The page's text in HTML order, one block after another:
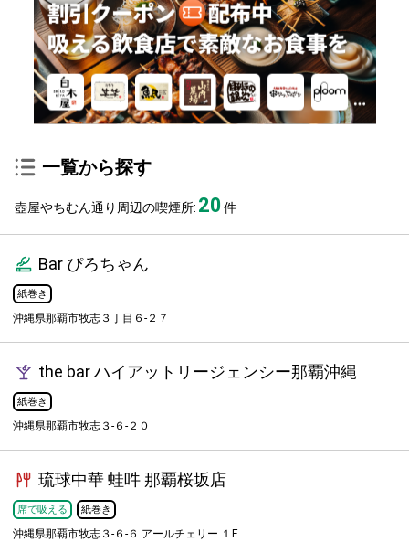
一覧から探す
壺屋やちむん通り周辺の喫煙所: 20件
Bar ぴろちゃん
紙巻き
沖縄県那覇市牧志３丁目６-２７
the bar ハイアットリージェンシー那覇沖縄
紙巻き
沖縄県那覇市牧志３-６-２０
琉球中華 蛙吽 那覇桜坂店
席で吸える 紙巻き
沖縄県那覇市牧志３-６-６ アールチェリー １F